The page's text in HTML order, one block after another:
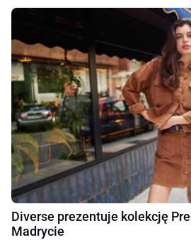
Diverse prezentuje kolekcję
Madrycie